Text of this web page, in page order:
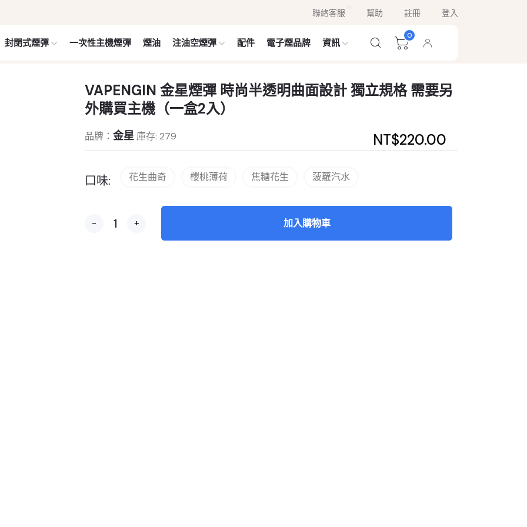
聯絡客服 幫助 註冊 登入
封閉式煙彈 一次性主機煙彈 煙油 注油空煙彈 配件 電子煙品牌 資訊
0
VAPENGIN 金星煙彈 時尚半透明曲面設計 獨立規格 需要另
外購買主機（一盒2入）
品牌： 金星 NT$220.00
庫存: 279
口味: 花生曲奇 櫻桃薄荷 焦糖花生 菠蘿汽水
- + 加入購物車